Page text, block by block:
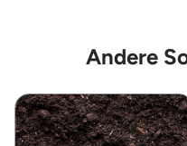
Andere